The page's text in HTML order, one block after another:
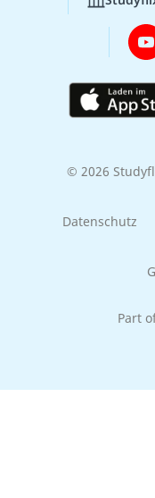
© 2026
Datenschutz
Part